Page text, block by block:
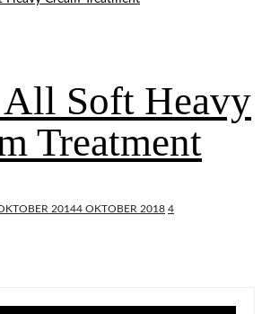
All Soft Heavy
Treatment
20144 OKTOBER 2018 4